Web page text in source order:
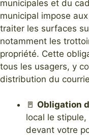
municipales et du
municipal impose
traiter les surfaces
notamment les
propriété. Cette
tous les usagers, y
distribution du
🚪 Obligation
local le
devant votre